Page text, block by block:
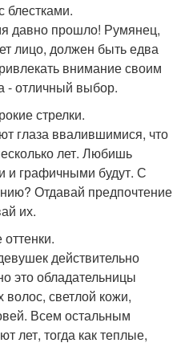
блестками.
давно прошло! Румянец,
лицо, должен быть едва
внимание своим
- отличный выбор.
стрелки.
глаза ввалившимися, что
лет. Любишь
и графичными будут. С
Отдавай предпочтение
их.
действительно
это обладательницы
светлой кожи,
Всем остальным
лет, тогда как теплые,